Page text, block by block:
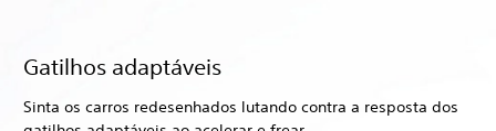
Gatilhos adaptáveis
Sinta os carros redesenhados lutando contra a resposta dos